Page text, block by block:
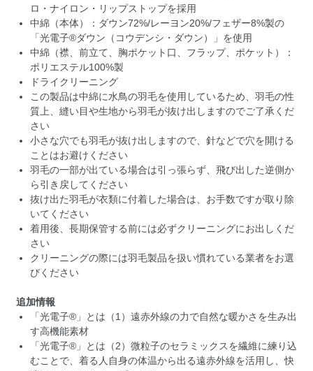
ロ・ナイロン・リップストップを採用
中綿（本体）：ダウン72%/レーヨン20%/フェザー8%製の
「光電子®ダウン（コウデンシ・ダウン）」を使用
中綿（襟、前立て、胸ポケット口、フラップ、ポケット）：
ポリエステル100%製
ドライクリーニング
この製品は中綿に水鳥の羽毛を使用しているため、羽毛の性
質上、縫い目や生地から羽毛が抜け出しますのでご了承くだ
さい
小さな穴でも羽毛が抜け出しますので、針などで穴を開ける
ことはお避けください
羽毛の一部が出ている場合は引っ張らず、飛び出した逆側か
ら引き戻してください
抜け出た羽毛が衣類に付着した場合は、お手数ですが取り除
いてください
着用後、長期保管する前には必ずクリーニングにお出しくだ
さい
クリーニングの際には羽毛製品を扱い慣れている業者をお選
びください
追加情報
「光電子®」とは（1）遠赤外線の力で自然な暖かさを生み出
す高機能素材
「光電子®」とは（2）微粒子のセラミックスを繊維に練り込
むことで、着る人自身の体温から出る遠赤外線を活用し、快